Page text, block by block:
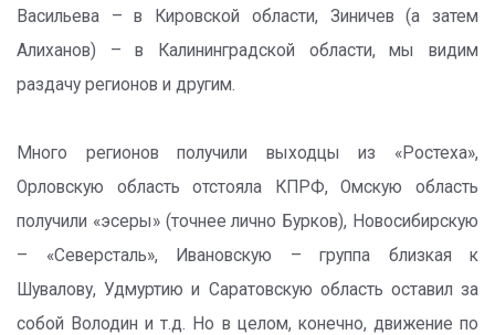
Васильева – в Кировской области, Зиничев (а затем
Алиханов) – в Калининградской области, мы видим
раздачу регионов и другим.
Много регионов получили выходцы из «Ростеха»,
Орловскую область отстояла КПРФ, Омскую область
получили «эсеры» (точнее лично Бурков), Новосибирскую
– «Северсталь», Ивановскую – группа близкая к
Шувалову, Удмуртию и Саратовскую область оставил за
собой Володин и т.д. Но в целом, конечно, движение по